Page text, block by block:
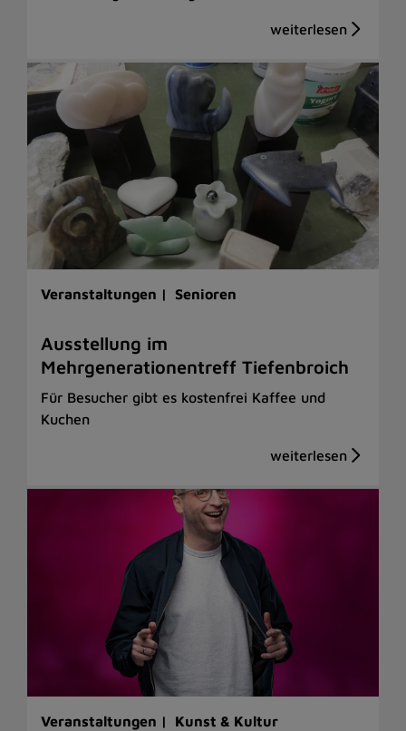
Veranstaltungen | Senioren
Ausstellung im
Mehrgenerationentreff Tiefenbroich
Für Besucher gibt es kostenfrei Kaffee und
Kuchen
Veranstaltungen | Kunst & Kultur